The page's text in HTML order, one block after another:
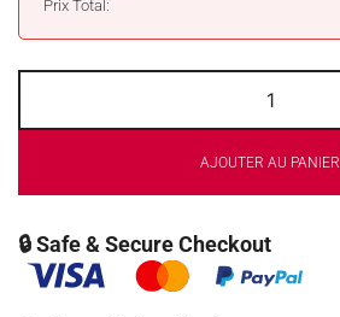
Prix Total:
AJOUTER AU PANIER
🔒 Safe & Secure Checkout